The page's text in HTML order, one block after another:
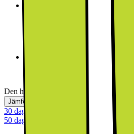
Vit
Den här produkten är inte tillgänglig
Jämför
30 dagars öppet köp
50 dagars öppet köp för klubbmedlemmar